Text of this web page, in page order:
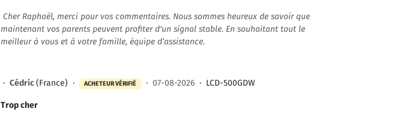
Cher Raphaël, merci pour vos commentaires. Nous sommes heureux de savoir que
maintenant vos parents peuvent profiter d'un signal stable. En souhaitant tout le
meilleur à vous et à votre famille, équipe d’assistance.
· Cédric(France) · ACHETEUR VÉRIFIÉ · 07-08-2026 · LCD-500GDW
Trop cher